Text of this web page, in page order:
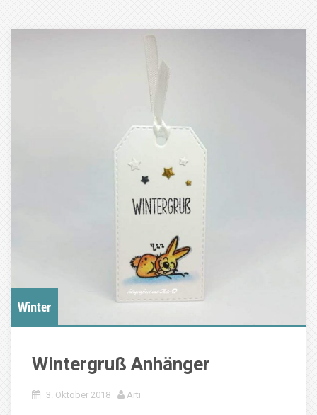
Winter
Wintergruß Anhänger
3. Oktober 2018 Arti